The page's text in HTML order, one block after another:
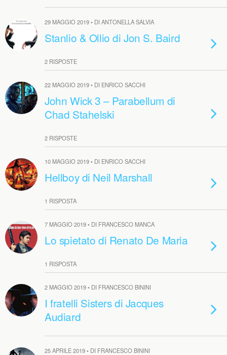
29 MAGGIO 2019 • DI ANTONELLA SALVIA
Stanlio & Ollio di Jon S. Baird
2 RISPOSTE
22 MAGGIO 2019 • DI ENRICO SACCHI
John Wick 3 – Parabellum di
Chad Stahelski
2 RISPOSTE
10 MAGGIO 2019 • DI ENRICO SACCHI
Hellboy di Neil Marshall
1 RISPOSTA
7 MAGGIO 2019 • DI FRANCESCO MANCA
Lo spietato di Renato De Maria
1 RISPOSTA
2 MAGGIO 2019 • DI FRANCESCO BININI
I fratelli Sisters di Jacques
Audiard
25 APRILE 2019 • DI FRANCESCO BININI